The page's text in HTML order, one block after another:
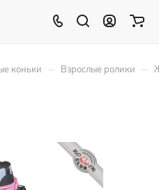
коньки – Взрослые ролики –